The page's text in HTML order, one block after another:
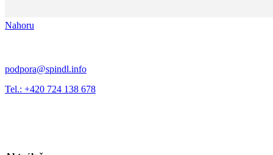
Nahoru
podpora@spindl.info
Tel.: +420 724 138 678